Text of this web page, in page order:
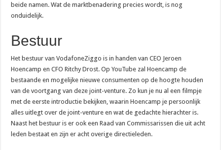
beide namen. Wat de marktbenadering precies wordt, is nog
onduidelijk.
Bestuur
Het bestuur van VodafoneZiggo is in handen van CEO Jeroen
Hoencamp en CFO Ritchy Drost. Op YouTube zal Hoencamp de
bestaande en mogelijke nieuwe consumenten op de hoogte houden
van de voortgang van deze joint-venture. Zo kun je nu al een filmpje
met de eerste introductie bekijken, waarin Hoencamp je persoonlijk
alles uitlegt over de joint-venture en wat de gedachte hierachter is.
Naast het bestuur is er ook een Raad van Commissarissen die uit acht
leden bestaat en zijn er acht overige directieleden.